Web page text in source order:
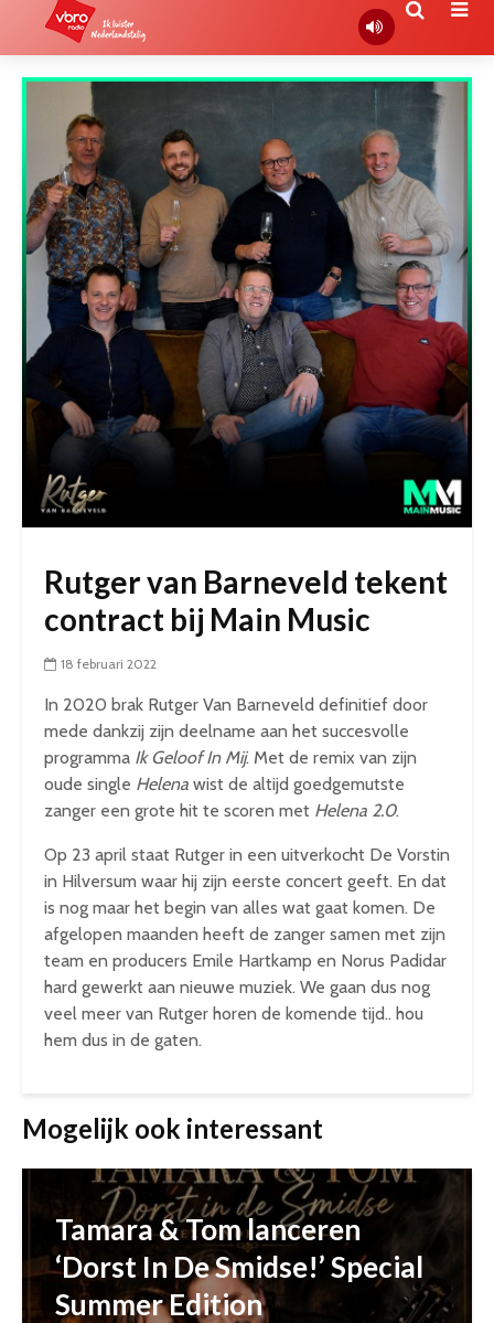
Rutger van Barneveld tekent
contract bij Main Music
18 februari 2022
In 2020 brak Rutger Van Barneveld definitief door
mede dankzij zijn deelname aan het succesvolle
programma Ik Geloof In Mij. Met de remix van zijn
oude single Helena wist de altijd goedgemutste
zanger een grote hit te scoren met Helena 2.0.
Op 23 april staat Rutger in een uitverkocht De Vorstin
in Hilversum waar hij zijn eerste concert geeft. En dat
is nog maar het begin van alles wat gaat komen. De
afgelopen maanden heeft de zanger samen met zijn
team en producers Emile Hartkamp en Norus Padidar
hard gewerkt aan nieuwe muziek. We gaan dus nog
veel meer van Rutger horen de komende tijd.. hou
hem dus in de gaten.
Mogelijk ook interessant
Tamara & Tom lanceren
‘Dorst In De Smidse!’ Special
Summer Edition